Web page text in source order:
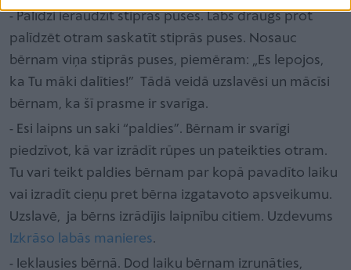
- Palīdzi ieraudzīt stiprās puses. Labs draugs prot
palīdzēt otram saskatīt stiprās puses. Nosauc
bērnam viņa stiprās puses, piemēram: „Es lepojos,
ka Tu māki dalīties!” Tādā veidā uzslavēsi un mācīsi
bērnam, ka šī prasme ir svarīga.
- Esi laipns un saki “paldies”. Bērnam ir svarīgi
piedzīvot, kā var izrādīt rūpes un pateikties otram.
Tu vari teikt paldies bērnam par kopā pavadīto laiku
vai izradīt cieņu pret bērna izgatavoto apsveikumu.
Uzslavē, ja bērns izrādījis laipnību citiem. Uzdevums
Izkrāso labās manieres.
- Ieklausies bērnā. Dod laiku bērnam izrunāties,